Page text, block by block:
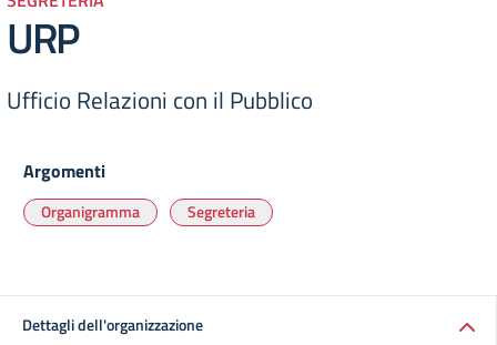
URP
Ufficio Relazioni con il Pubblico
Argomenti
Organigramma Segreteria
Dettagli dell'organizzazione